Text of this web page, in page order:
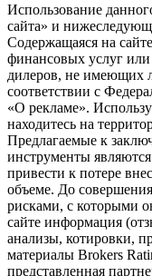
Использование
сайта» и
Содержащаяся на
финансовых услуг
дилеров, не имеющих
соответствии с
«О рекламе».
находитесь на
Предлагаемые к
инструменты
привести к потере
объеме. До совершения
рисками, с которыми
сайте информация
анализы, котировки,
материалы Brokers
представленная